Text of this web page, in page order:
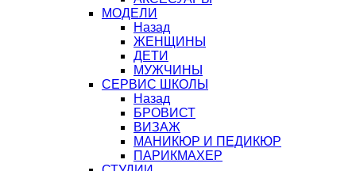
МОДЕЛИ
Назад
ЖЕНЩИНЫ
ДЕТИ
МУЖЧИНЫ
СЕРВИС ШКОЛЫ
Назад
БРОВИСТ
ВИЗАЖ
МАНИКЮР И ПЕДИКЮР
ПАРИКМАХЕР